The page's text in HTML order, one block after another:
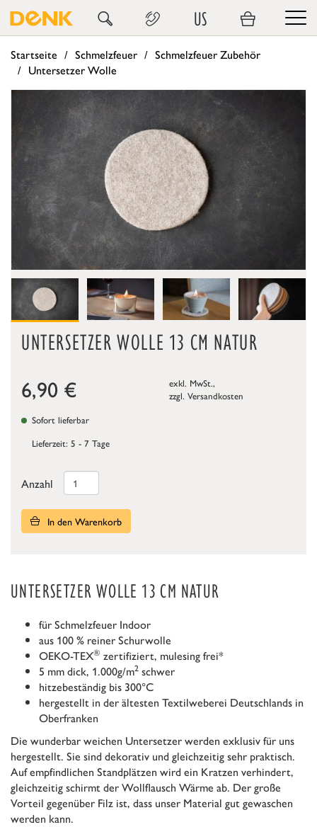
US
Startseite Schmelzfeuer
Schmelzfeuer Zubehör
Untersetzer Wolle
UNTERSETZER WOLLE 13 CM NATUR
6,90 €
exkl. MwSt.,
zzgl. Versandkosten
Sofort lieferbar
Lieferzeit: 5 - 7 Tage
Anzahl
In den Warenkorb
UNTERSETZER WOLLE 13 CM NATUR
für Schmelzfeuer Indoor
aus 100 % reiner Schurwolle
OEKO-TEX® zertifiziert, mulesing frei*
5 mm dick, 1.000g/m2 schwer
hitzebeständig bis 300°C
hergestellt in der ältesten Textilweberei Deutschlands in
Oberfranken
Die wunderbar weichen Untersetzer werden exklusiv für uns
hergestellt. Sie sind dekorativ und gleichzeitig sehr praktisch.
Auf empfindlichen Standplätzen wird ein Kratzen verhindert,
gleichzeitig schirmt der Wollflausch Wärme ab. Der große
Vorteil gegenüber Filz ist, dass unser Material gut gewaschen
werden kann.